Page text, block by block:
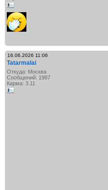
16.06.2026 11:06
Tatarmalai
Откуда: Москва
Сообщений: 1987
Карма: 3.11